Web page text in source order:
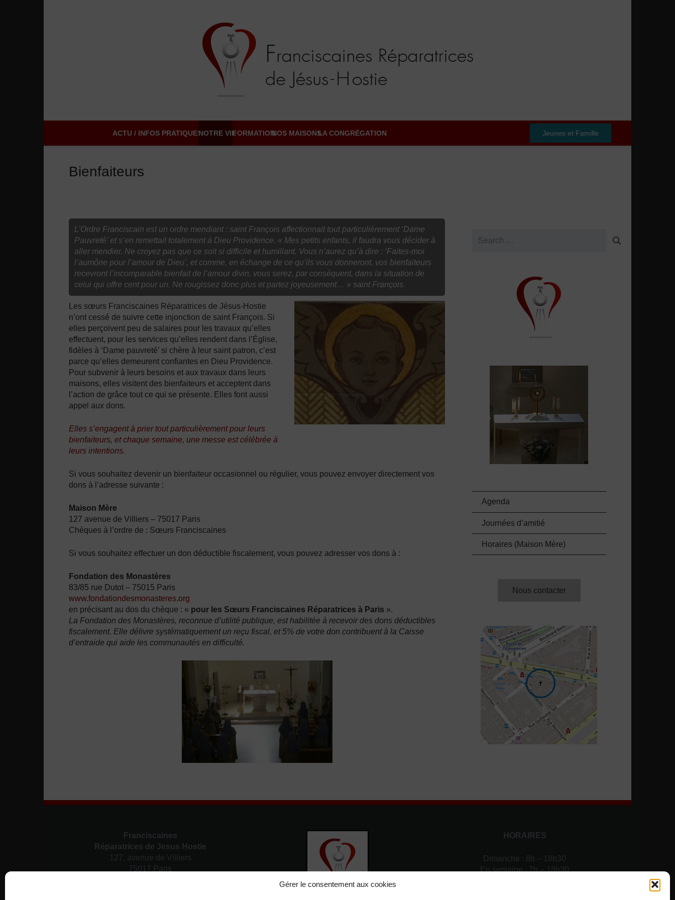
Gérer le consentement aux cookies
ACTU / INFOS PRATIQUESNOTRE VIEFORMATIONNOS MAISONSLA CONGRÉGATION Jeunes et Famille
Bienfaiteurs
L’Ordre Franciscain est un ordre mendiant : saint François affectionnait tout particulièrement ‘Dame
Pauvreté’ et s’en remettait totalement à Dieu Providence. « Mes petits enfants, il faudra vous décider à
aller mendier. Ne croyez pas que ce soit si difficile et humiliant. Vous n’aurez qu’à dire : ‘Faites-moi
l’aumône pour l’amour de Dieu’, et comme, en échange de ce qu’ils vous donneront, vos bienfaiteurs
recevront l’incomparable bienfait de l’amour divin, vous serez, par conséquent, dans la situation de
celui qui offre cent pour un. Ne rougissez donc plus et partez joyeusement… » saint François.
Les sœurs Franciscaines Réparatrices de Jésus-Hostie
n’ont cessé de suivre cette injonction de saint François. Si
elles perçoivent peu de salaires pour les travaux qu’elles
effectuent, pour les services qu’elles rendent dans l’Église,
fidèles à ‘Dame pauvreté’ si chère à leur saint patron, c’est
parce qu’elles demeurent confiantes en Dieu Providence.
Pour subvenir à leurs besoins et aux travaux dans leurs
maisons, elles visitent des bienfaiteurs et acceptent dans
l’action de grâce tout ce qui se présente. Elles font aussi
appel aux dons.
Elles s’engagent à prier tout particulièrement pour leurs
bienfaiteurs, et chaque semaine, une messe est célébrée à
leurs intentions.
Si vous souhaitez devenir un bienfaiteur occasionnel ou régulier, vous pouvez envoyer directement vos
dons à l’adresse suivante :
Maison Mère
127 avenue de Villiers – 75017 Paris
Chèques à l’ordre de : Sœurs Franciscaines
Si vous souhaitez effectuer un don déductible fiscalement, vous pouvez adresser vos dons à :
Fondation des Monastères
83/85 rue Dutot – 75015 Paris
www.fondationdesmonasteres.org
en précisant au dos du chèque : « pour les Sœurs Franciscaines Réparatrices à Paris ».
La Fondation des Monastères, reconnue d’utilité publique, est habilitée à recevoir des dons déductibles
fiscalement. Elle délivre systématiquement un reçu fiscal, et 5% de votre don contribuent à la Caisse
d’entraide qui aide les communautés en difficulté.
for:
Agenda
Journées d’amitié
Horaires (Maison Mère)
Nous contacter
Franciscaines
Réparatrices de Jesus Hostie
127, avenue de Villiers
75017 Paris
HORAIRES
Dimanche : 8h – 18h30
En semaine : 7h – 18h30